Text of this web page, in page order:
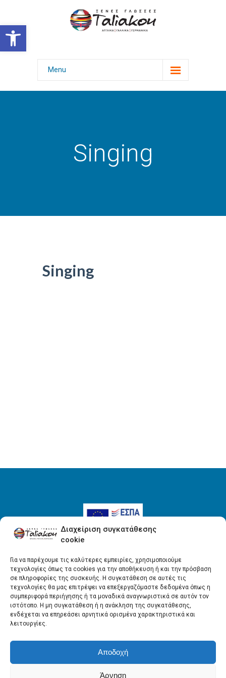
Ανοίξτε τη γραμμή εργαλείων
Διαχείριση συγκατάθεσης
cookie
Για να παρέχουμε τις καλύτερες εμπειρίες, χρησιμοποιούμε
τεχνολογίες όπως τα cookies για την αποθήκευση ή και την πρόσβαση
σε πληροφορίες της συσκευής. Η συγκατάθεση σε αυτές τις
τεχνολογίες θα μας επιτρέψει να επεξεργαζόμαστε δεδομένα όπως η
συμπεριφορά περιήγησης ή τα μοναδικά αναγνωριστικά σε αυτόν τον
ιστότοπο. Η μη συγκατάθεση ή η ανάκληση της συγκατάθεσης,
ενδέχεται να επηρεάσει αρνητικά ορισμένα χαρακτηριστικά και
λειτουργίες.
Αποδοχή
Άρνηση
Menu
Αρχική
Φωτογραφίες
-- Επιμόρφωση γονέων
Προσφορές
Singing
Singing
Όροι Χρήσης
Πολιτική απορρήτου